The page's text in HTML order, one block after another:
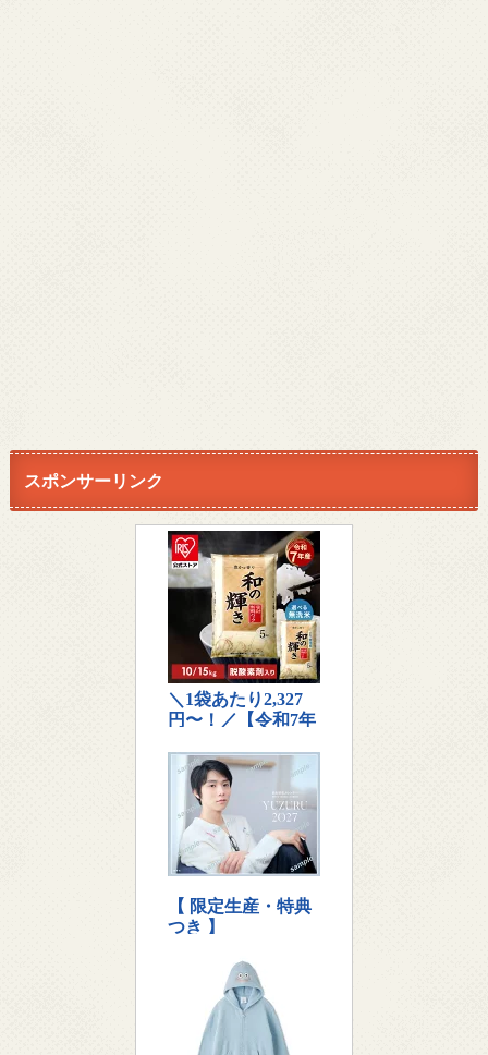
スポンサーリンク